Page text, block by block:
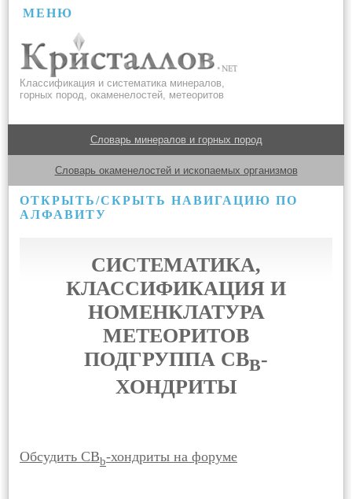
МЕНЮ
Классификация и систематика минералов,
горных пород, окаменелостей, метеоритов
Словарь минералов и горных пород
Словарь окаменелостей и ископаемых организмов
ОТКРЫТЬ/СКРЫТЬ НАВИГАЦИЮ ПО
АЛФАВИТУ
СИСТЕМАТИКА,
КЛАССИФИКАЦИЯ И
НОМЕНКЛАТУРА
МЕТЕОРИТОВ
ПОДГРУППА CBB-
ХОНДРИТЫ
Обсудить CBb-хондриты на форуме